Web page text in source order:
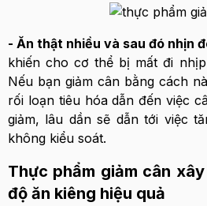
- Ăn thật nhiều và sau đó nhịn
khiến cho cơ thể bị mất đi
Nếu bạn giảm cân bằng cách
rối loạn tiêu hóa dẫn đến việc
giảm, lâu dần sẽ dẫn tới việc
không kiểu soát.
Thực phẩm giảm cân
độ ăn kiêng hiệu quả